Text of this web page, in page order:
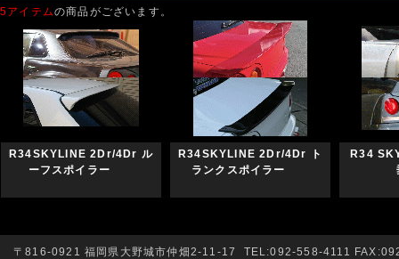
5アイテムの商品がございます。
R34SKYLINE 2Dr/4Dr ル
ーフスポイラー
R34SKYLINE 2Dr/4Dr ト
ランクスポイラー
R34
〒816-0921 福岡県大野城市仲畑2-11-17 TEL:092-558-4111